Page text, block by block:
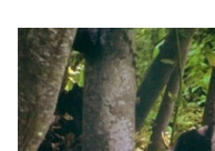
πάρα πολλές ώρες και
Μου διηγήθηκε […]